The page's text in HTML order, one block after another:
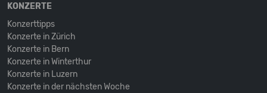
KONZERTE
Konzerttipps
Konzerte in Zürich
Konzerte in Bern
Konzerte in Winterthur
Konzerte in Luzern
Konzerte in der nächsten Woche